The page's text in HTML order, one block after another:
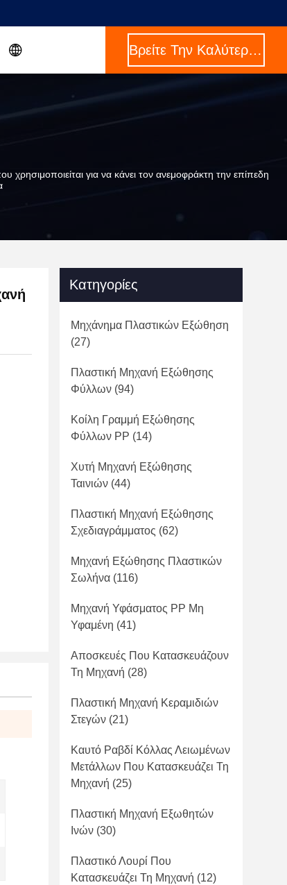
Βρείτε Την Καλύτερη Τιμή
για να κάνει τον ανεμοφράκτη την επίπεδη
Κατηγορίες
Μηχάνημα Πλαστικών Εξώθηση
(27)
Πλαστική Μηχανή Εξώθησης
Φύλλων (94)
Κοίλη Γραμμή Εξώθησης
Φύλλων PP (14)
Χυτή Μηχανή Εξώθησης
Ταινιών (44)
Πλαστική Μηχανή Εξώθησης
Σχεδιαγράμματος (62)
Μηχανή Εξώθησης Πλαστικών
Σωλήνα (116)
Μηχανή Υφάσματος PP Μη
Υφαμένη (41)
Αποσκευές Που Κατασκευάζουν
Τη Μηχανή (28)
Πλαστική Μηχανή Κεραμιδιών
Στεγών (21)
Καυτό Ραβδί Κόλλας Λειωμένων
Μετάλλων Που Κατασκευάζει Τη
Μηχανή (25)
Πλαστική Μηχανή Εξωθητών
Ινών (30)
Πλαστικό Λουρί Που
Κατασκευάζει Τη Μηχανή (12)